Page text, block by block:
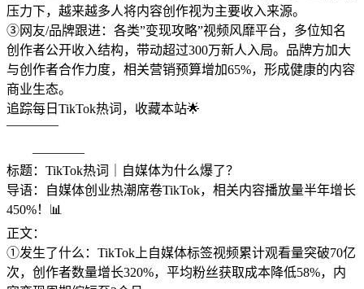
压力下，越来越多人将内容创作视为主要收入来源。
③网友/品牌跟进：各类”变现攻略”视频风靡平台，多位知名
创作者公开收入结构，带动超过300万新人入局。品牌方加大
与创作者合作力度，相关营销预算增加65%，形成健康的内容
商业生态。
追踪每日TikTok热词，收藏本站🌟
————
————
标题：TikTok热词｜自媒体为什么爆了？
导语：自媒体创业热潮席卷TikTok，相关内容播放量半年增长
450%！📊
正文：
①发生了什么：TikTok上自媒体标签视频累计观看量突破70亿
次，创作者数量增长320%，平均粉丝获取成本降低58%，内